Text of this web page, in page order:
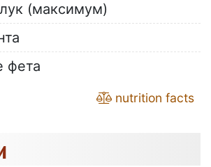
(максимум)
фета
nutrition facts